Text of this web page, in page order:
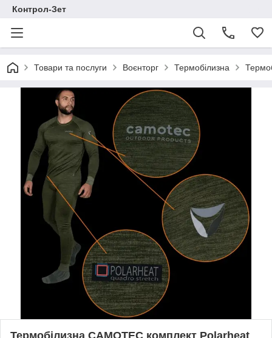
Контрол-Зет
Товари та послуги Воєнторг Термобілизна
Термобілизна CAMOTEC комплект Polarheat